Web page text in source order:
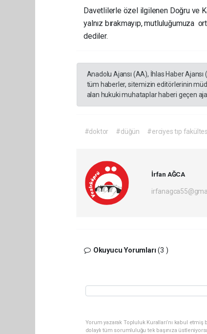
Davetlilerle özel ilgilenen Doğru ve
yalnız bırakmayıp, mutluluğumuza
dediler.
Anadolu Ajansı (AA), İhlas Haber
tüm haberler, sitemizin editörlerinin
alan hukuki muhataplar haberi geçen
#doktor #düğün #erciyes tıp
İrfan AĞCA
Okuyucu Yorumları(3 )
Yorum yazarak Topluluk Kuralları’nı kabul
dolaylı tüm sorumluluğu tek başınıza